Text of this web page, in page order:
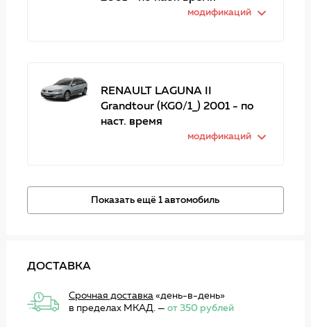
модификаций
RENAULT LAGUNA II
Grandtour (KG0/1_) 2001 - по
наст. время
модификаций
Показать ещё 1 автомобиль
ДОСТАВКА
Срочная доставка«день-в-день»
в пределах МКАД. — от 350 рублей